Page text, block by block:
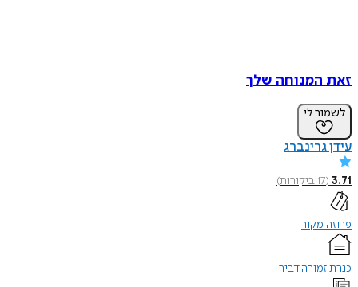
זאת המנוחה שלך
לשמור לי
עידן גרינברג
3.71
(
17ביקורות)
פרוזה מקור
כנרת זמורה דביר